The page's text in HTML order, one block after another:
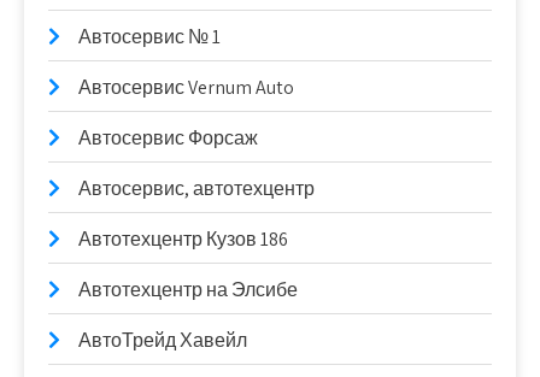
Автосервис № 1
Автосервис Vernum Auto
Автосервис Форсаж
Автосервис, автотехцентр
Автотехцентр Кузов 186
Автотехцентр на Элсибе
АвтоТрейд Хавейл